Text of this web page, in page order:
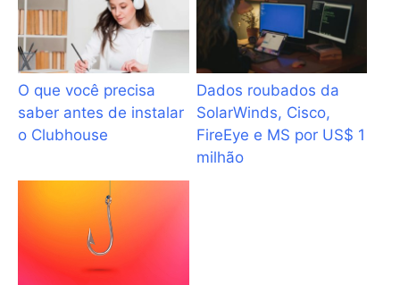
O que você precisa
saber antes de instalar
o Clubhouse
Dados roubados da
SolarWinds, Cisco,
FireEye e MS por US$ 1
milhão